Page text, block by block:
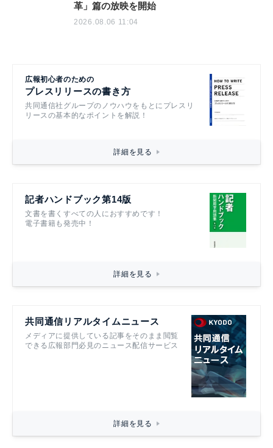
革」篇の放映を開始
2026.08.06 11:04
広報初心者のための
プレスリリースの書き方
共同通信社グループのノウハウをもとにプレスリ
リースの基本的なポイントを解説！
詳細を見る
記者ハンドブック第14版
文書を書くすべての人におすすめです！
電子書籍も発売中！
詳細を見る
共同通信リアルタイムニュース
メディアに提供している記事をそのまま閲覧
できる広報部門必見のニュース配信サービス
詳細を見る